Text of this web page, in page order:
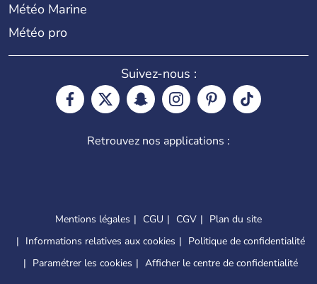
Météo Marine
Météo pro
Suivez-nous :
Retrouvez nos applications :
Mentions légales CGU CGV
Plan du site
Informations relatives aux cookies
Politique de confidentialité
Paramétrer les cookies
Afficher le centre de confidentialité